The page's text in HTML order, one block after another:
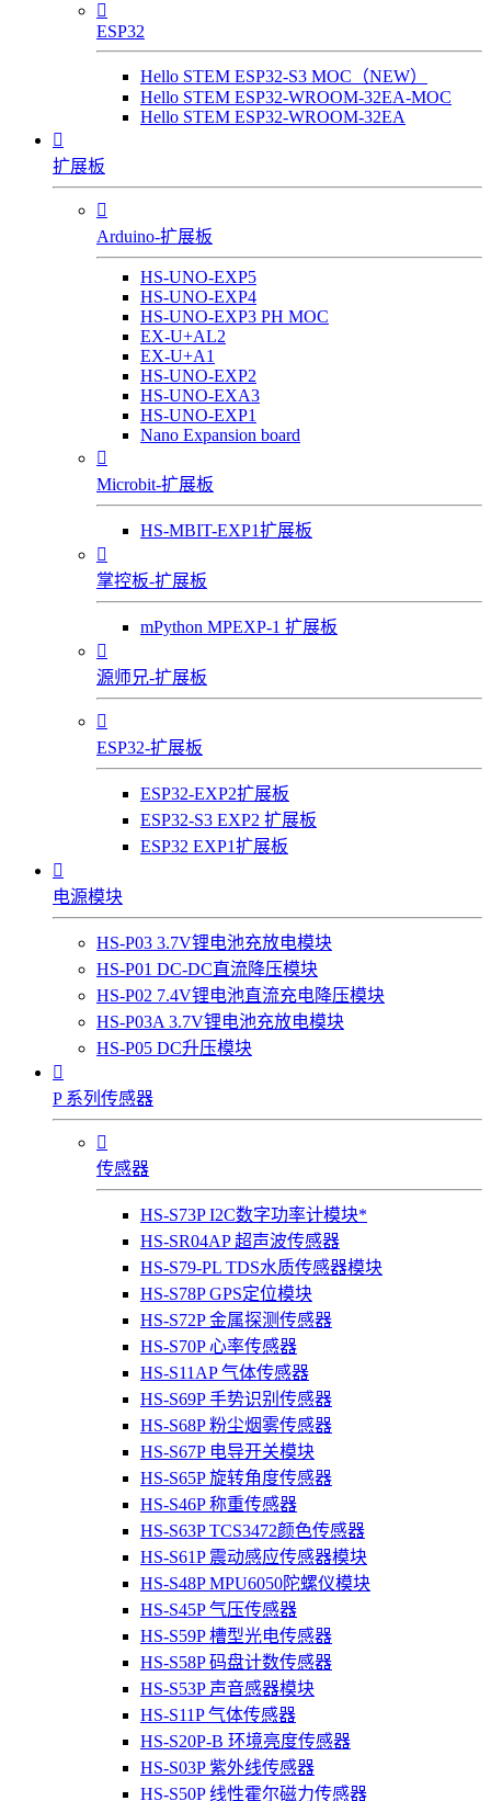

ESP32
Hello STEM ESP32-S3 MOC（NEW）
Hello STEM ESP32-WROOM-32EA-MOC
Hello STEM ESP32-WROOM-32EA

扩展板

Arduino-扩展板
HS-UNO-EXP5
HS-UNO-EXP4
HS-UNO-EXP3 PH MOC
EX-U+AL2
EX-U+A1
HS-UNO-EXP2
HS-UNO-EXA3
HS-UNO-EXP1
Nano Expansion board

Microbit-扩展板
HS-MBIT-EXP1扩展板

掌控板-扩展板
mPython MPEXP-1 扩展板

源师兄-扩展板

ESP32-扩展板
ESP32-EXP2扩展板
ESP32-S3 EXP2 扩展板
ESP32 EXP1扩展板

电源模块
HS-P03 3.7V锂电池充放电模块
HS-P01 DC-DC直流降压模块
HS-P02 7.4V锂电池直流充电降压模块
HS-P03A 3.7V锂电池充放电模块
HS-P05 DC升压模块

P 系列传感器

传感器
HS-S73P I2C数字功率计模块*
HS-SR04AP 超声波传感器
HS-S79-PL TDS水质传感器模块
HS-S78P GPS定位模块
HS-S72P 金属探测传感器
HS-S70P 心率传感器
HS-S11AP 气体传感器
HS-S69P 手势识别传感器
HS-S68P 粉尘烟雾传感器
HS-S67P 电导开关模块
HS-S65P 旋转角度传感器
HS-S46P 称重传感器
HS-S63P TCS3472颜色传感器
HS-S61P 震动感应传感器模块
HS-S48P MPU6050陀螺仪模块
HS-S45P 气压传感器
HS-S59P 槽型光电传感器
HS-S58P 码盘计数传感器
HS-S53P 声音感器模块
HS-S11P 气体传感器
HS-S20P-B 环境亮度传感器
HS-S03P 紫外线传感器
HS-S50P 线性霍尔磁力传感器